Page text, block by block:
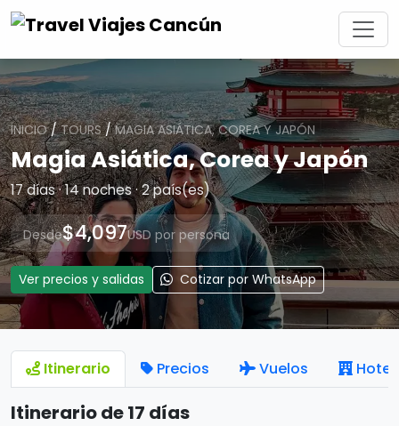
INICIO/TOURS/MAGIA ASIÁTICA, COREA Y JAPÓN
Magia Asiática, Corea y Japón
17 días · 14 noches · 2 país(es)
Desde$4,097USD por persona
Ver precios y salidas Cotizar por WhatsApp
Itinerario Precios Vuelos
Itinerario de 17 días